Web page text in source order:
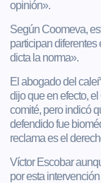
opinión».
Según Coomeva,
participan
dicta la norma».
El abogado del
dijo que en efecto,
comité, pero indicó
defendido fue
reclama es el
Víctor Escobar
por esta